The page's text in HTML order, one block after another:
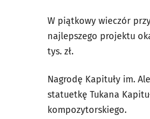
W piątkowy wieczór
najlepszego projektu
tys. zł.
Nagrodę Kapituły im.
statuetkę Tukana
kompozytorskiego.